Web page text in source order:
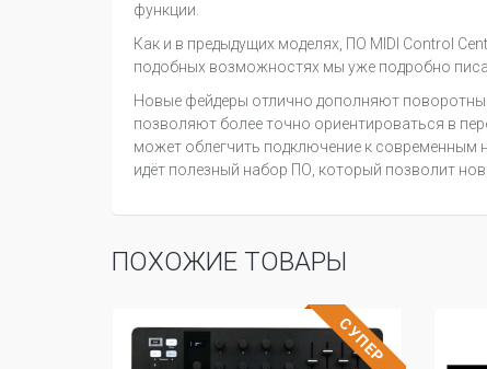
функции.
Как и в предыдущих моделях, ПО MIDI Control
подобных возможностях мы уже подробно
Новые фейдеры отлично дополняют
позволяют более точно ориентироваться в
может облегчить подключение к современным
идёт полезный набор ПО, который позволит
ПОХОЖИЕ ТОВАРЫ
СУПЕР